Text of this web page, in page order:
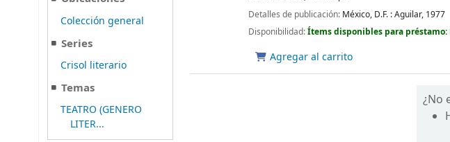
Colección general
Series
Crisol literario
Temas
TEATRO (GENERO
LITER...
Detalles de publicación: México, D.F. :Aguilar, 1977
Disponibilidad:Ítems disponibles para préstamo:
Agregar al carrito
¿No